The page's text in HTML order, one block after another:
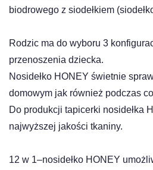
biodrowego z siodełkiem
Rodzic ma do wyboru 3
przenoszenia dziecka.
Nosidełko HONEY świetnie
domowym jak również podczas
Do produkcji tapicerki nosidełka
najwyższej jakości tkaniny.
12 w 1–nosidełko HONEY